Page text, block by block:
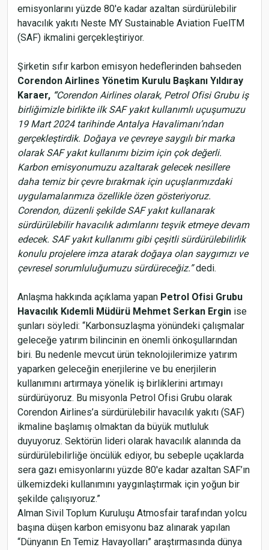
emisyonlarını yüzde 80'e kadar azaltan sürdürülebilir
havacılık yakıtı Neste MY Sustainable Aviation FuelTM
(SAF) ikmalini gerçekleştiriyor.
Şirketin sıfır karbon emisyon hedeflerinden bahseden
Corendon Airlines Yönetim Kurulu Başkanı Yıldıray
Karaer, “Corendon Airlines olarak, Petrol Ofisi Grubu iş
birliğimizle birlikte ilk SAF yakıt kullanımlı uçuşumuzu
19 Mart 2024 tarihinde Antalya Havalimanı’ndan
gerçekleştirdik. Doğaya ve çevreye saygılı bir marka
olarak SAF yakıt kullanımı bizim için çok değerli.
Karbon emisyonumuzu azaltarak gelecek nesillere
daha temiz bir çevre bırakmak için uçuşlarımızdaki
uygulamalarımıza özellikle özen gösteriyoruz.
Corendon, düzenli şekilde SAF yakıt kullanarak
sürdürülebilir havacılık adımlarını teşvik etmeye devam
edecek. SAF yakıt kullanımı gibi çeşitli sürdürülebilirlik
konulu projelere imza atarak doğaya olan saygımızı ve
çevresel sorumluluğumuzu sürdüreceğiz.”dedi.
Anlaşma hakkında açıklama yapan Petrol Ofisi Grubu
Havacılık Kıdemli Müdürü Mehmet Serkan Ergin ise
şunları söyledi: “Karbonsuzlaşma yönündeki çalışmalar
geleceğe yatırım bilincinin en önemli önkoşullarından
biri. Bu nedenle mevcut ürün teknolojilerimize yatırım
yaparken geleceğin enerjilerine ve bu enerjilerin
kullanımını artırmaya yönelik iş birliklerini artımayı
sürdürüyoruz. Bu misyonla Petrol Ofisi Grubu olarak
Corendon Airlines’a sürdürülebilir havacılık yakıtı (SAF)
ikmaline başlamış olmaktan da büyük mutluluk
duyuyoruz. Sektörün lideri olarak havacılık alanında da
sürdürülebilirliğe öncülük ediyor, bu sebeple uçaklarda
sera gazı emisyonlarını yüzde 80'e kadar azaltan SAF’ın
ülkemizdeki kullanımını yaygınlaştırmak için yoğun bir
şekilde çalışıyoruz.”
Alman Sivil Toplum Kuruluşu Atmosfair tarafından yolcu
başına düşen karbon emisyonu baz alınarak yapılan
“Dünyanın En Temiz Havayolları” araştırmasında dünya